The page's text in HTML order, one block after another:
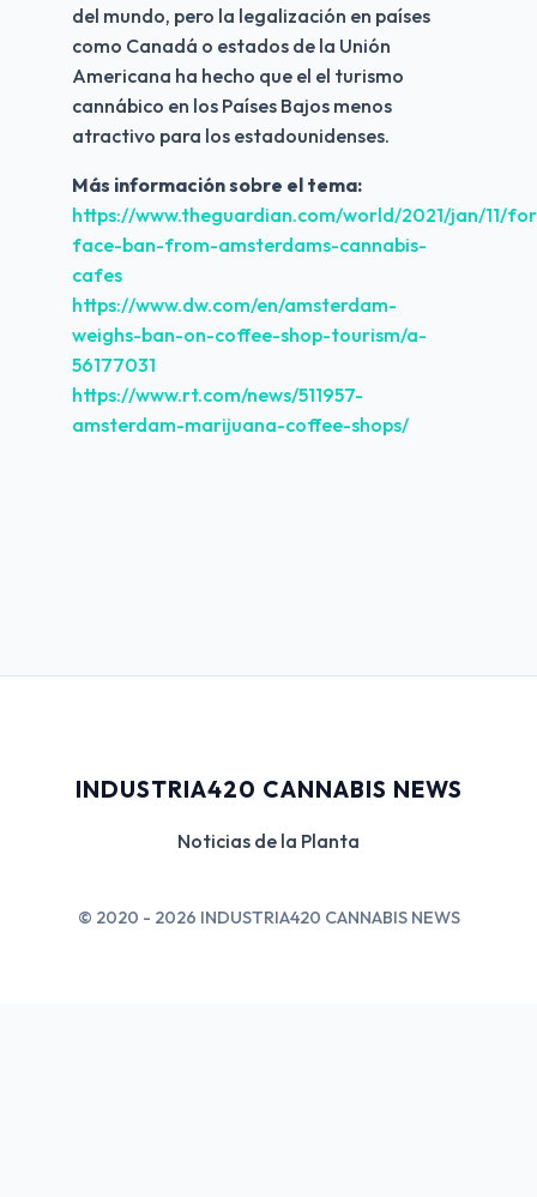
del mundo, pero la legalización en países
como Canadá o estados de la Unión
Americana ha hecho que el el turismo
cannábico en los Países Bajos menos
atractivo para los estadounidenses.
Más información sobre el tema:
https://www.theguardian.com/world/2021/jan/11/
face-ban-from-amsterdams-cannabis-
cafes
https://www.dw.com/en/amsterdam-
weighs-ban-on-coffee-shop-tourism/a-
56177031
https://www.rt.com/news/511957-
amsterdam-marijuana-coffee-shops/
INDUSTRIA420 CANNABIS NEWS
Noticias de la Planta
© 2020 - 2026 INDUSTRIA420 CANNABIS NEWS